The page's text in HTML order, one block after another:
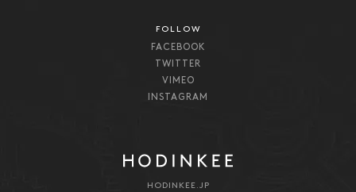
FOLLOW
FACEBOOK
TWITTER
VIMEO
INSTAGRAM
HODINKEE.JP